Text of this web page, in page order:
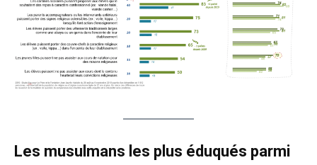
Les musulmans les plus éduqués parmi